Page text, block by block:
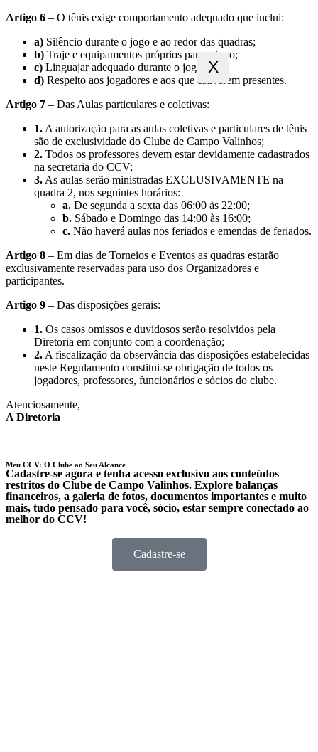
X
Artigo 6 – O tênis exige comportamento adequado que inclui:
a) Silêncio durante o jogo e ao redor das quadras;
b) Traje e equipamentos próprios para o jogo;
c) Linguajar adequado durante o jogo;
d) Respeito aos jogadores e aos que estiverem presentes.
Artigo 7 – Das Aulas particulares e coletivas:
1. A autorização para as aulas coletivas e particulares de tênis
são de exclusividade do Clube de Campo Valinhos;
2. Todos os professores devem estar devidamente cadastrados
na secretaria do CCV;
3. As aulas serão ministradas EXCLUSIVAMENTE na
quadra 2, nos seguintes horários:
a. De segunda a sexta das 06:00 às 22:00;
b. Sábado e Domingo das 14:00 às 16:00;
c. Não haverá aulas nos feriados e emendas de feriados.
Artigo 8 – Em dias de Torneios e Eventos as quadras estarão
exclusivamente reservadas para uso dos Organizadores e
participantes.
Artigo 9 – Das disposições gerais:
1. Os casos omissos e duvidosos serão resolvidos pela
Diretoria em conjunto com a coordenação;
2. A fiscalização da observância das disposições estabelecidas
neste Regulamento constitui-se obrigação de todos os
jogadores, professores, funcionários e sócios do clube.
Atenciosamente,
A Diretoria
Meu CCV: O Clube ao Seu Alcance
Cadastre-se agora e tenha acesso exclusivo aos conteúdos
restritos do Clube de Campo Valinhos. Explore balanças
financeiros, a galeria de fotos, documentos importantes e muito
mais, tudo pensado para você, sócio, estar sempre conectado ao
melhor do CCV!
Cadastre-se